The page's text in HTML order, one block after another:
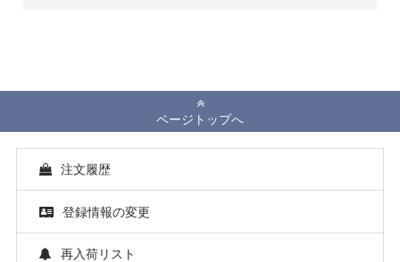
ページトップへ
注文履歴
登録情報の変更
再入荷リスト